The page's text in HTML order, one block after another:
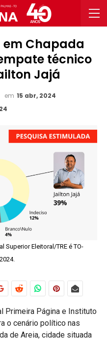
Chapada
técnico
Jajá
em 15 abr, 2024
Superior Eleitoral/TRE é TO-
Primeira Página e Instituto
o cenário político nas
de Areia, cidade situada